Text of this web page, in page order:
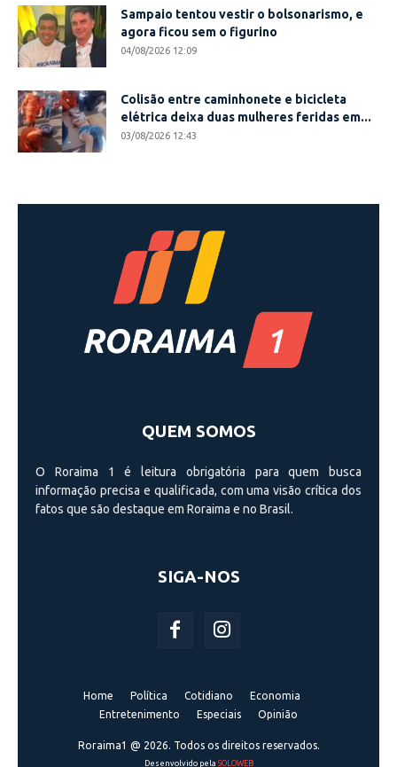
Sampaio tentou vestir o bolsonarismo, e
agora ficou sem o figurino
04/08/2026 12:09
Colisão entre caminhonete e bicicleta
elétrica deixa duas mulheres feridas em...
03/08/2026 12:43
QUEM SOMOS
O Roraima 1 é leitura obrigatória para quem busca
informação precisa e qualificada, com uma visão crí­tica dos
fatos que são destaque em Roraima e no Brasil.
SIGA-NOS
Home Política Cotidiano
Economia
Entretenimento
Especiais Opinião
Roraima1 @ 2026. Todos os direitos reservados.
Desenvolvido pela SOLOWEB